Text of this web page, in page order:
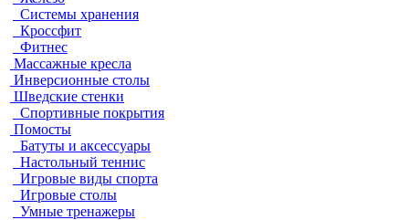
Системы хранения
Кроссфит
Фитнес
Массажные кресла
Инверсионные столы
Шведские стенки
Спортивные покрытия
Помосты
Батуты и аксессуары
Настольный теннис
Игровые виды спорта
Игровые столы
Умные тренажеры